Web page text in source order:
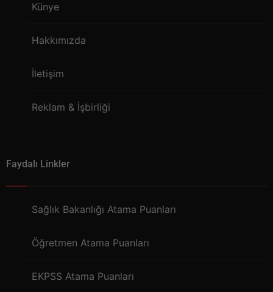
Künye
Hakkımızda
İletişim
Reklam & İşbirliği
Faydalı Linkler
Sağlık Bakanlığı Atama Puanları
Öğretmen Atama Puanları
EKPSS Atama Puanları